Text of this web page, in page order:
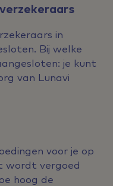
in
Bij welke
je kunt
van Lunavi
voor je op
wordt vergoed
hoog de